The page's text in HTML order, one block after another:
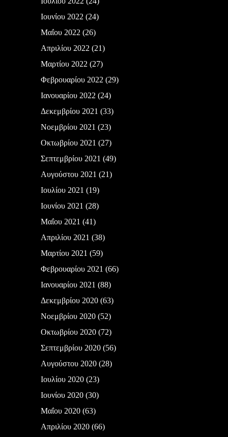
Ιουνίου 2022 (24)
Μαΐου 2022 (26)
Απριλίου 2022 (21)
Μαρτίου 2022 (27)
Φεβρουαρίου 2022 (29)
Ιανουαρίου 2022 (24)
Δεκεμβρίου 2021 (33)
Νοεμβρίου 2021 (23)
Οκτωβρίου 2021 (27)
Σεπτεμβρίου 2021 (49)
Αυγούστου 2021 (21)
Ιουλίου 2021 (19)
Ιουνίου 2021 (28)
Μαΐου 2021 (41)
Απριλίου 2021 (38)
Μαρτίου 2021 (59)
Φεβρουαρίου 2021 (66)
Ιανουαρίου 2021 (88)
Δεκεμβρίου 2020(63)
Νοεμβρίου 2020(52)
Οκτωβρίου 2020(72)
Σεπτεμβρίου 2020(56)
Αυγούστου 2020(28)
Ιουλίου 2020(23)
Ιουνίου 2020(30)
Μαΐου 2020(63)
Απριλίου 2020(66)